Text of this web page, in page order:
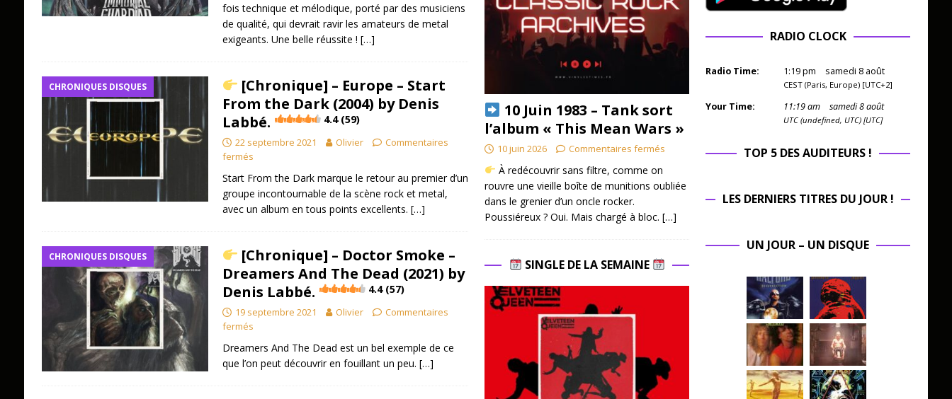
fois technique et mélodique, porté par des musiciens
de qualité, qui devrait ravir les amateurs de metal
exigeants. Une belle réussite ! […]
CHRONIQUES DISQUES
[Chronique] – Europe – Start
From the Dark (2004) by Denis
Labbé.
4.4 (59)
22 septembre 2021 Olivier
Commentaires
fermés
Start From the Dark marque le retour au premier d’un
groupe incontournable de la scène rock et metal,
avec un album en tous points excellents. […]
CHRONIQUES DISQUES
[Chronique] – Doctor Smoke –
Dreamers And The Dead (2021) by
Denis Labbé.
4.4 (57)
19 septembre 2021 Olivier
Commentaires
fermés
Dreamers And The Dead est un bel exemple de ce
que l’on peut découvrir en fouillant un peu. […]
10 Juin 1983 – Tank sort
l’album « This Mean Wars »
10 juin 2026 Commentaires fermés
À redécouvrir sans filtre, comme on
rouvre une vieille boîte de munitions oubliée
dans le grenier d’un oncle rocker.
Poussiéreux ? Oui. Mais chargé à bloc. […]
SINGLE DE LA SEMAINE
RADIO CLOCK
Radio Time: 1:19pm samedi 8 août
CEST (Paris, Europe) [UTC+2]
Your Time: 11:19am samedi 8 août
UTC (undefined, UTC) [UTC]
TOP 5 DES AUDITEURS !
LES DERNIERS TITRES DU JOUR !
UN JOUR – UN DISQUE